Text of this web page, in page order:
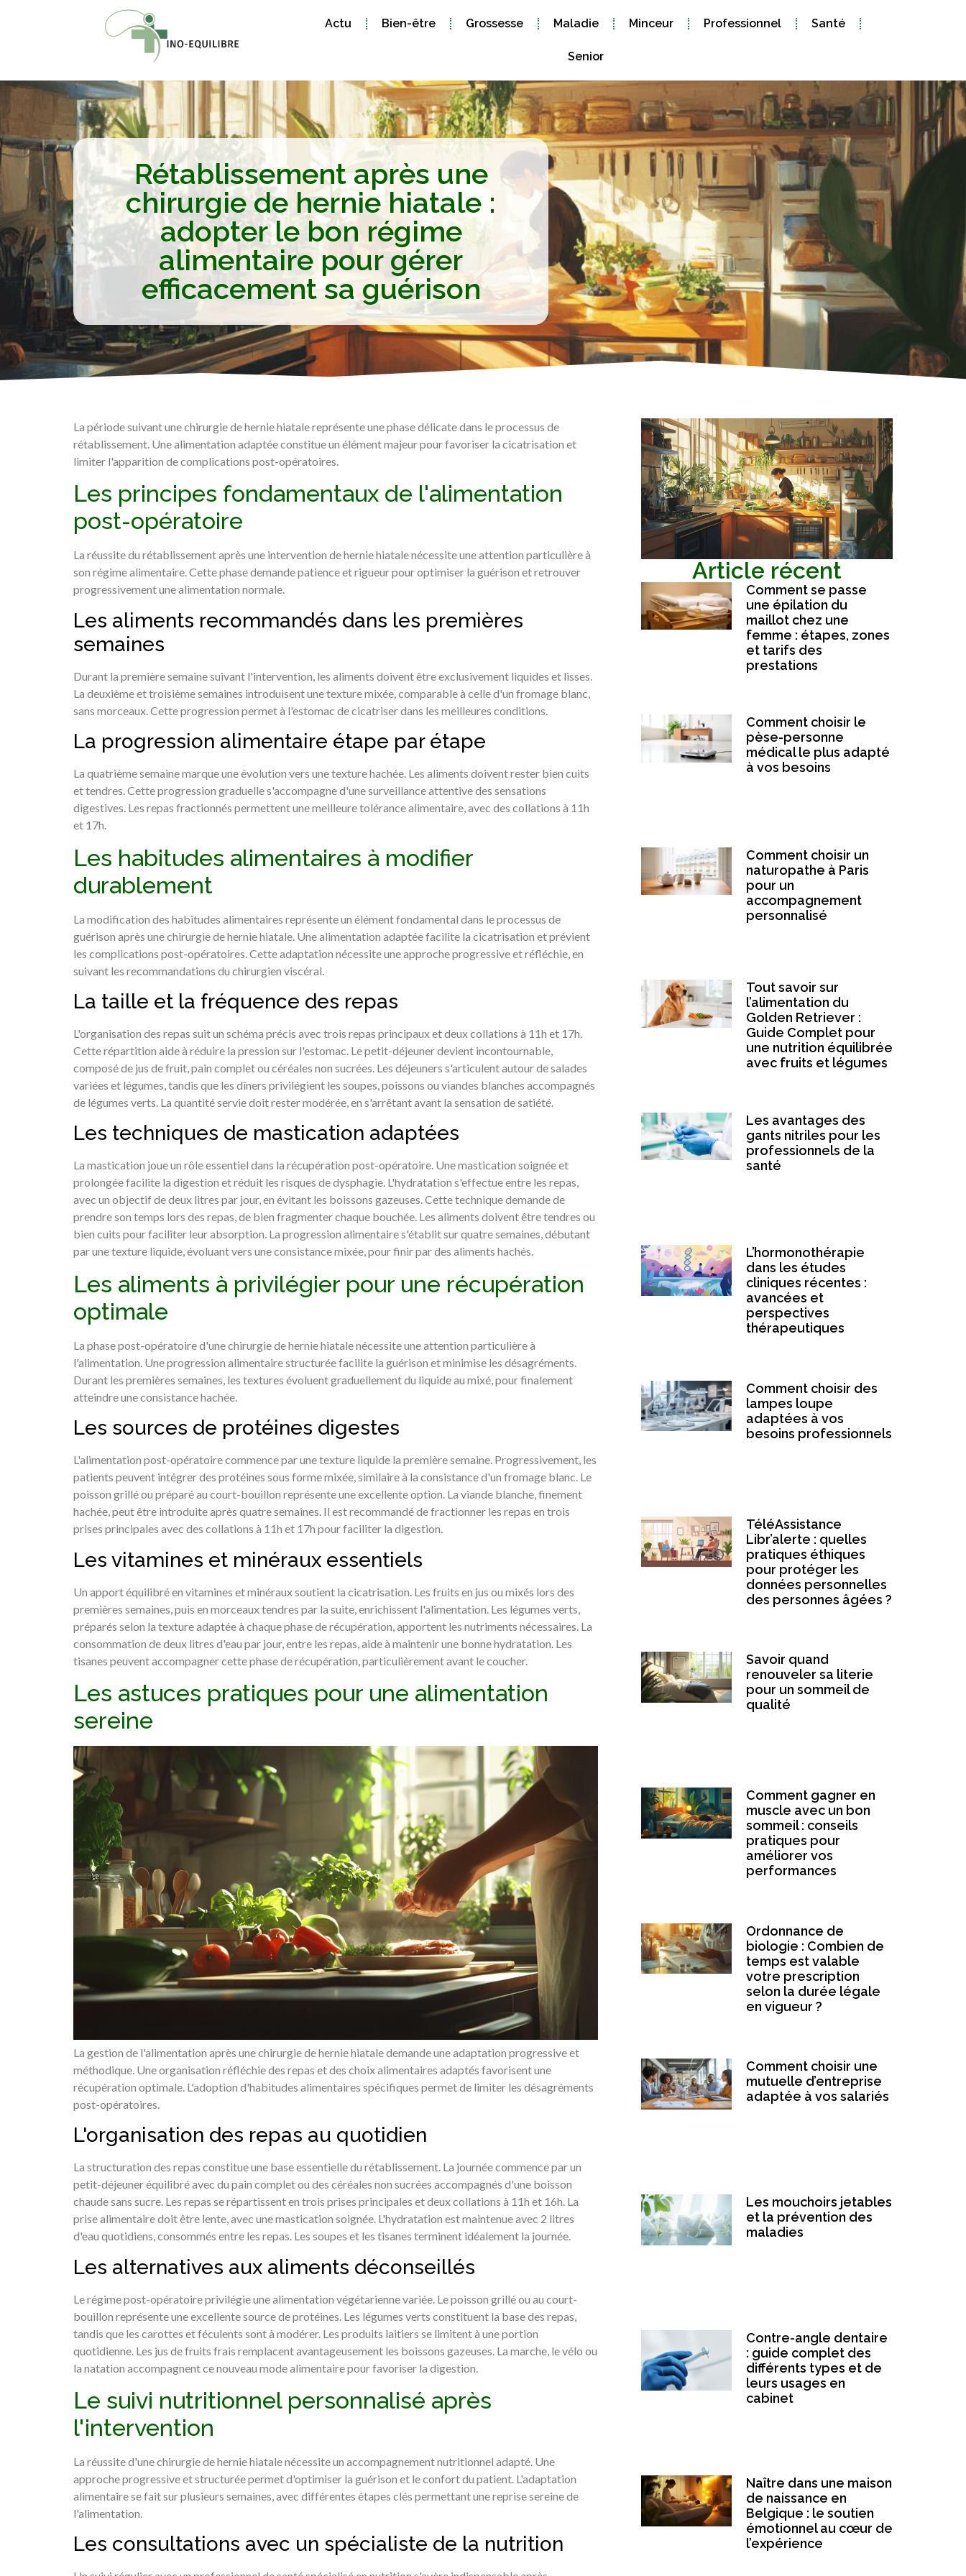
Actu Bien-être Grossesse Maladie Minceur Professionnel Santé
Senior
Rétablissement après une
chirurgie de hernie hiatale :
adopter le bon régime
alimentaire pour gérer
efficacement sa guérison
Article récent
Comment se passe
une épilation du
maillot chez une
femme : étapes, zones
et tarifs des
prestations
Comment choisir le
pèse-personne
médical le plus adapté
à vos besoins
Comment choisir un
naturopathe à Paris
pour un
accompagnement
personnalisé
Tout savoir sur
l’alimentation du
Golden Retriever :
Guide Complet pour
une nutrition équilibrée
avec fruits et légumes
Les avantages des
gants nitriles pour les
professionnels de la
santé
L’hormonothérapie
dans les études
cliniques récentes :
avancées et
perspectives
thérapeutiques
Comment choisir des
lampes loupe
adaptées à vos
besoins professionnels
TéléAssistance
Libr’alerte : quelles
pratiques éthiques
pour protéger les
données personnelles
des personnes âgées ?
Savoir quand
renouveler sa literie
pour un sommeil de
qualité
Comment gagner en
muscle avec un bon
sommeil : conseils
pratiques pour
améliorer vos
performances
Ordonnance de
biologie : Combien de
temps est valable
votre prescription
selon la durée légale
en vigueur ?
Comment choisir une
mutuelle d’entreprise
adaptée à vos salariés
Les mouchoirs jetables
et la prévention des
maladies
Contre-angle dentaire
: guide complet des
différents types et de
leurs usages en
cabinet
Naître dans une maison
de naissance en
Belgique : le soutien
émotionnel au cœur de
l’expérience
La période suivant une chirurgie de hernie hiatale représente une phase délicate dans le processus de
rétablissement. Une alimentation adaptée constitue un élément majeur pour favoriser la cicatrisation et
limiter l'apparition de complications post-opératoires.
Les principes fondamentaux de l'alimentation
post-opératoire
La réussite du rétablissement après une intervention de hernie hiatale nécessite une attention particulière à
son régime alimentaire. Cette phase demande patience et rigueur pour optimiser la guérison et retrouver
progressivement une alimentation normale.
Les aliments recommandés dans les premières
semaines
Durant la première semaine suivant l'intervention, les aliments doivent être exclusivement liquides et lisses.
La deuxième et troisième semaines introduisent une texture mixée, comparable à celle d'un fromage blanc,
sans morceaux. Cette progression permet à l'estomac de cicatriser dans les meilleures conditions.
La progression alimentaire étape par étape
La quatrième semaine marque une évolution vers une texture hachée. Les aliments doivent rester bien cuits
et tendres. Cette progression graduelle s'accompagne d'une surveillance attentive des sensations
digestives. Les repas fractionnés permettent une meilleure tolérance alimentaire, avec des collations à 11h
et 17h.
Les habitudes alimentaires à modifier
durablement
La modification des habitudes alimentaires représente un élément fondamental dans le processus de
guérison après une chirurgie de hernie hiatale. Une alimentation adaptée facilite la cicatrisation et prévient
les complications post-opératoires. Cette adaptation nécessite une approche progressive et réfléchie, en
suivant les recommandations du chirurgien viscéral.
La taille et la fréquence des repas
L'organisation des repas suit un schéma précis avec trois repas principaux et deux collations à 11h et 17h.
Cette répartition aide à réduire la pression sur l'estomac. Le petit-déjeuner devient incontournable,
composé de jus de fruit, pain complet ou céréales non sucrées. Les déjeuners s'articulent autour de salades
variées et légumes, tandis que les dîners privilégient les soupes, poissons ou viandes blanches accompagnés
de légumes verts. La quantité servie doit rester modérée, en s'arrêtant avant la sensation de satiété.
Les techniques de mastication adaptées
La mastication joue un rôle essentiel dans la récupération post-opératoire. Une mastication soignée et
prolongée facilite la digestion et réduit les risques de dysphagie. L'hydratation s'effectue entre les repas,
avec un objectif de deux litres par jour, en évitant les boissons gazeuses. Cette technique demande de
prendre son temps lors des repas, de bien fragmenter chaque bouchée. Les aliments doivent être tendres ou
bien cuits pour faciliter leur absorption. La progression alimentaire s'établit sur quatre semaines, débutant
par une texture liquide, évoluant vers une consistance mixée, pour finir par des aliments hachés.
Les aliments à privilégier pour une récupération
optimale
La phase post-opératoire d'une chirurgie de hernie hiatale nécessite une attention particulière à
l'alimentation. Une progression alimentaire structurée facilite la guérison et minimise les désagréments.
Durant les premières semaines, les textures évoluent graduellement du liquide au mixé, pour finalement
atteindre une consistance hachée.
Les sources de protéines digestes
L'alimentation post-opératoire commence par une texture liquide la première semaine. Progressivement, les
patients peuvent intégrer des protéines sous forme mixée, similaire à la consistance d'un fromage blanc. Le
poisson grillé ou préparé au court-bouillon représente une excellente option. La viande blanche, finement
hachée, peut être introduite après quatre semaines. Il est recommandé de fractionner les repas en trois
prises principales avec des collations à 11h et 17h pour faciliter la digestion.
Les vitamines et minéraux essentiels
Un apport équilibré en vitamines et minéraux soutient la cicatrisation. Les fruits en jus ou mixés lors des
premières semaines, puis en morceaux tendres par la suite, enrichissent l'alimentation. Les légumes verts,
préparés selon la texture adaptée à chaque phase de récupération, apportent les nutriments nécessaires. La
consommation de deux litres d'eau par jour, entre les repas, aide à maintenir une bonne hydratation. Les
tisanes peuvent accompagner cette phase de récupération, particulièrement avant le coucher.
Les astuces pratiques pour une alimentation
sereine
La gestion de l'alimentation après une chirurgie de hernie hiatale demande une adaptation progressive et
méthodique. Une organisation réfléchie des repas et des choix alimentaires adaptés favorisent une
récupération optimale. L'adoption d'habitudes alimentaires spécifiques permet de limiter les désagréments
post-opératoires.
L'organisation des repas au quotidien
La structuration des repas constitue une base essentielle du rétablissement. La journée commence par un
petit-déjeuner équilibré avec du pain complet ou des céréales non sucrées accompagnés d'une boisson
chaude sans sucre. Les repas se répartissent en trois prises principales et deux collations à 11h et 16h. La
prise alimentaire doit être lente, avec une mastication soignée. L'hydratation est maintenue avec 2 litres
d'eau quotidiens, consommés entre les repas. Les soupes et les tisanes terminent idéalement la journée.
Les alternatives aux aliments déconseillés
Le régime post-opératoire privilégie une alimentation végétarienne variée. Le poisson grillé ou au court-
bouillon représente une excellente source de protéines. Les légumes verts constituent la base des repas,
tandis que les carottes et féculents sont à modérer. Les produits laitiers se limitent à une portion
quotidienne. Les jus de fruits frais remplacent avantageusement les boissons gazeuses. La marche, le vélo ou
la natation accompagnent ce nouveau mode alimentaire pour favoriser la digestion.
Le suivi nutritionnel personnalisé après
l'intervention
La réussite d'une chirurgie de hernie hiatale nécessite un accompagnement nutritionnel adapté. Une
approche progressive et structurée permet d'optimiser la guérison et le confort du patient. L'adaptation
alimentaire se fait sur plusieurs semaines, avec différentes étapes clés permettant une reprise sereine de
l'alimentation.
Les consultations avec un spécialiste de la nutrition